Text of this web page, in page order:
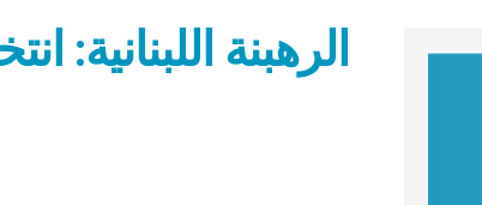
الرهبنة اللبنانية: